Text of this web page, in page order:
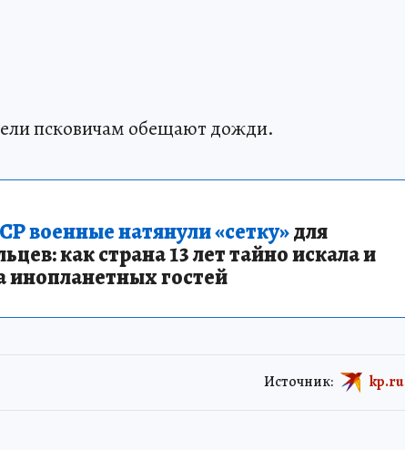
псковичам обещают дожди.
военные натянули «сетку»для
как страна 13 лет тайно искала и
инопланетных гостей
Источник: kp.ru